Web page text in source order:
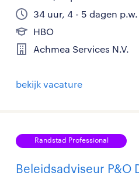
34 uur, 4 - 5 dagen p.w.
HBO
Achmea Services N.V.
bekijk vacature
Randstad Professional
Beleidsadviseur P&O